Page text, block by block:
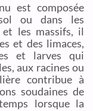
est composée
ou dans les
les massifs, il
et des limaces,
et larves qui
aux racines ou
contribue à
soudaines de
lorsque la